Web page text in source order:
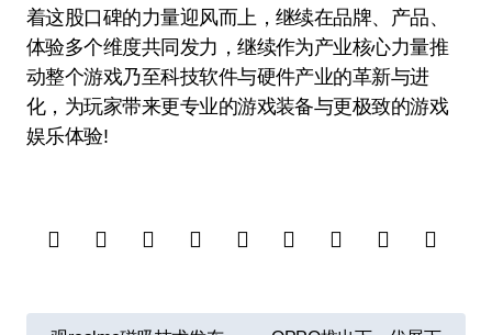
着这股口碑的力量迎风而上，继续在品牌、产品、
体验多个维度共同发力，继续作为产业核心力量推
动整个游戏乃至科技软件与硬件产业的革新与进
化，为玩家带来更专业的游戏装备与更极致的游戏
娱乐体验!